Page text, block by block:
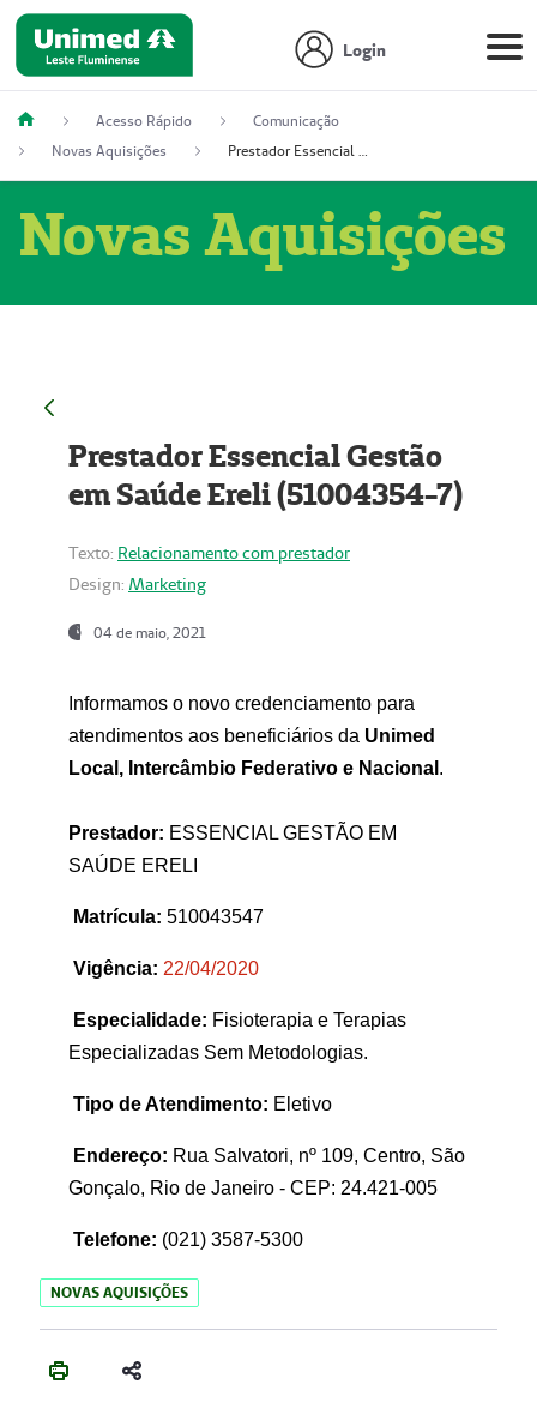
Login
Acesso Rápido
Comunicação
Novas Aquisições
Prestador Essencial Gestão em Saúde Ereli (51004354-7)
Novas Aquisições
Prestador Essencial Gestão
em Saúde Ereli (51004354-7)
Texto: Relacionamento com prestador
Design: Marketing
04 de maio, 2021
Informamos o novo credenciamento para
atendimentos aos beneficiários da Unimed
Local, Intercâmbio Federativo e Nacional .
Prestador: ESSENCIAL GESTÃO EM
SAÚDE ERELI
Matrícula: 510043547
Vigência: 22/04/2020
Especialidade: Fisioterapia e Terapias
Especializadas Sem Metodologias.
Tipo de Atendimento: Eletivo
Endereço: Rua Salvatori, nº 109, Centro, São
Gonçalo, Rio de Janeiro - CEP: 24.421-005
Telefone: (021) 3587-5300
NOVAS AQUISIÇÕES